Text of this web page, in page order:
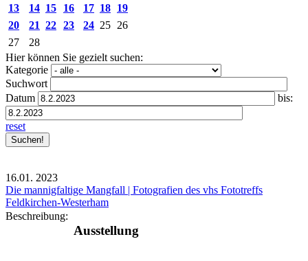
13
14 15 16 17 18 19
20
21 22 23 24 25 26
27
28
Hier können Sie gezielt suchen:
Kategorie
Suchwort
Datum
bis:
reset
16.01. 2023
Die mannigfaltige Mangfall | Fotografien des vhs Fototreffs
Feldkirchen-Westerham
Beschreibung:
Ausstellung